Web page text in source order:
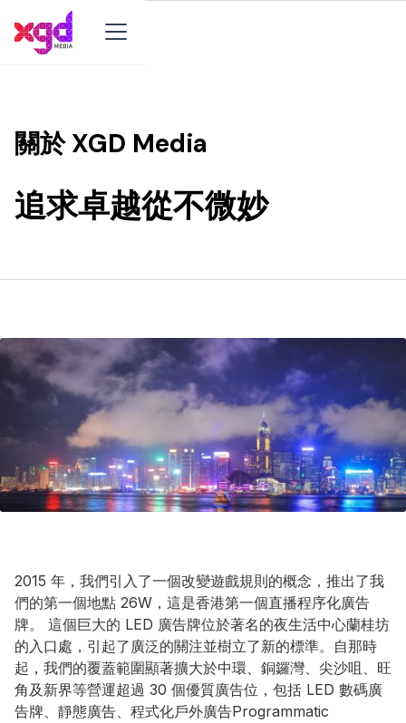
關於 XGD Media
追求卓越從不微妙
2015 年，我們引入了一個改變遊戲規則的概念，推出了我
們的第一個地點 26W，這是香港第一個直播程序化廣告
牌。 這個巨大的 LED 廣告牌位於著名的夜生活中心蘭桂坊
的入口處，引起了廣泛的關注並樹立了新的標準。自那時
起，我們的覆蓋範圍顯著擴大於中環、銅鑼灣、尖沙咀、旺
角及新界等營運超過 30 個優質廣告位，包括 LED 數碼廣
告牌、靜態廣告、程式化戶外廣告Programmatic